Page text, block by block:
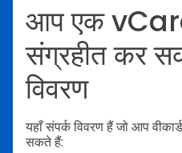
आप एक
संग्रहीत कर
विवरण
यहाँ संपर्क विवरण हैं जो आप
सकते हैं: